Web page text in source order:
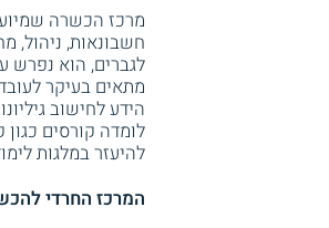
מרכז הכשרה
חשבונאות, ניהול,
מתאים בעיקר
הידע לחישוב
לומדה קורסים
להיעזר במלגות
המרכז החרדי